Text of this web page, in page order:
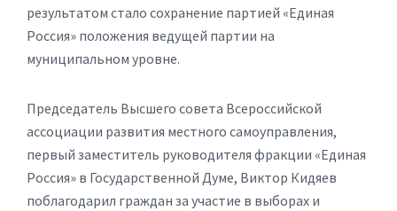
результатом стало сохранение партией «Единая
Россия» положения ведущей партии на
муниципальном уровне.
Председатель Высшего совета Всероссийской
ассоциации развития местного самоуправления,
первый заместитель руководителя фракции «Единая
Россия» в Государственной Думе, Виктор Кидяев
поблагодарил граждан за участие в выборах и